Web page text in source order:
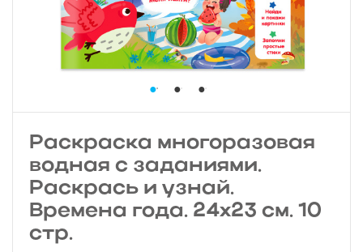
Раскраска многоразовая
водная с заданиями.
Раскрась и узнай.
Времена года. 24х23 см. 10
стр.